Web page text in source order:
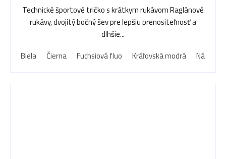
Technické športové tričko s krátkym rukávom Raglánové
rukávy, dvojitý bočný šev pre lepšiu prenositeľnosť a
dlhšie...
Biela
Čierna Fuchsiová fluo Kráľovská modrá